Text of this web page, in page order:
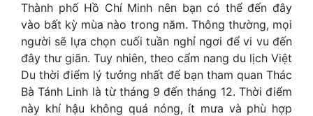
Thành phố Hồ Chí Minh nên bạn có thể đến đây
vào bất kỳ mùa nào trong năm. Thông thường, mọi
người sẽ lựa chọn cuối tuần nghỉ ngơi để vi vu đến
đây thư giãn. Tuy nhiên, theo cẩm nang du lịch Việt
Du thời điểm lý tưởng nhất để bạn tham quan Thác
Bà Tánh Linh là từ tháng 9 đến tháng 12. Thời điểm
này khí hậu không quá nóng, ít mưa và phù hợp